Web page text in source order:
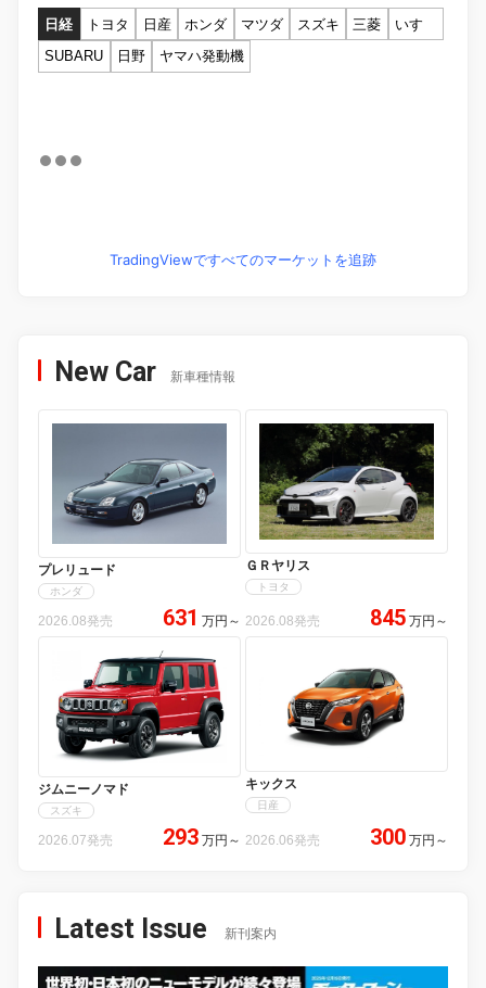
日経 トヨタ 日産 ホンダ マツダ スズキ 三菱
いすゞ
SUBARU
日野 ヤマハ発動機
TradingViewですべてのマーケットを追跡
New Car 新車種情報
プレリュード
ホンダ
2026.08発売 631 万円 ～
ＧＲヤリス
トヨタ
2026.08発売 845 万円 ～
ジムニーノマド
スズキ
2026.07発売 293 万円 ～
キックス
日産
2026.06発売 300 万円 ～
Latest Issue 新刊案内